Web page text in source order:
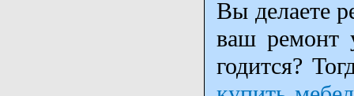
Вы делаете
ваш ремонт
годится?